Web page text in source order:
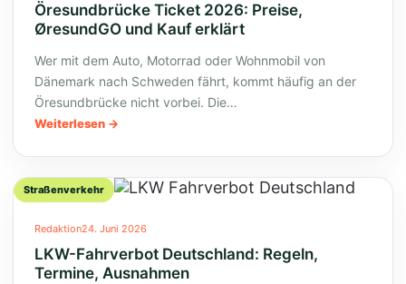
Öresundbrücke Ticket 2026: Preise,
ØresundGO und Kauf erklärt
Wer mit dem Auto, Motorrad oder Wohnmobil von
Dänemark nach Schweden fährt, kommt häufig an der
Öresundbrücke nicht vorbei. Die…
Weiterlesen
Straßenverkehr
Redaktion24. Juni 2026
LKW-Fahrverbot Deutschland: Regeln,
Termine, Ausnahmen